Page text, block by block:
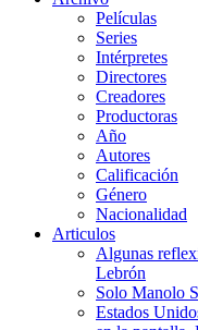
Películas
Series
Intérpretes
Directores
Creadores
Productoras
Año
Autores
Calificación
Género
Nacionalidad
Articulos
Algunas
Lebrón
Solo Manolo
Estados